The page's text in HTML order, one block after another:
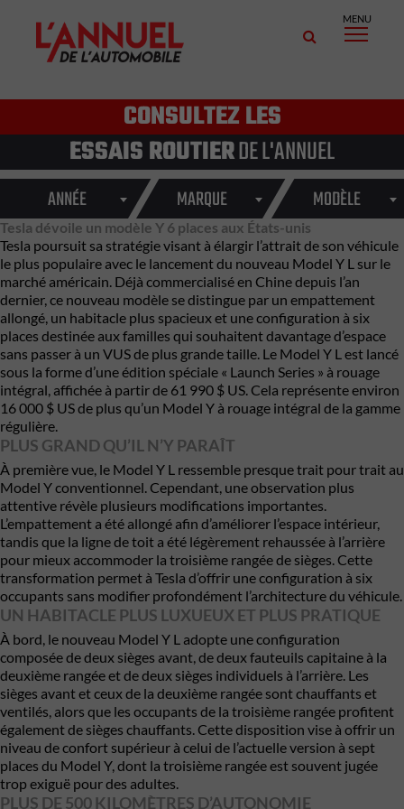
MENU
CONSULTEZ LES
ESSAIS ROUTIERDE L'ANNUEL
ANNÉE MARQUE MODÈLE
Tesla dévoile un modèle Y 6 places aux États-unis
Tesla poursuit sa stratégie visant à élargir l’attrait de son véhicule
le plus populaire avec le lancement du nouveau Model Y L sur le
marché américain. Déjà commercialisé en Chine depuis l’an
dernier, ce nouveau modèle se distingue par un empattement
allongé, un habitacle plus spacieux et une configuration à six
places destinée aux familles qui souhaitent davantage d’espace
sans passer à un VUS de plus grande taille. Le Model Y L est lancé
sous la forme d’une édition spéciale « Launch Series » à rouage
intégral, affichée à partir de 61 990 $ US. Cela représente environ
16 000 $ US de plus qu’un Model Y à rouage intégral de la gamme
régulière.
PLUS GRAND QU’IL N’Y PARAÎT
À première vue, le Model Y L ressemble presque trait pour trait au
Model Y conventionnel. Cependant, une observation plus
attentive révèle plusieurs modifications importantes.
L’empattement a été allongé afin d’améliorer l’espace intérieur,
tandis que la ligne de toit a été légèrement rehaussée à l’arrière
pour mieux accommoder la troisième rangée de sièges. Cette
transformation permet à Tesla d’offrir une configuration à six
occupants sans modifier profondément l’architecture du véhicule.
UN HABITACLE PLUS LUXUEUX ET PLUS PRATIQUE
À bord, le nouveau Model Y L adopte une configuration
composée de deux sièges avant, de deux fauteuils capitaine à la
deuxième rangée et de deux sièges individuels à l’arrière. Les
sièges avant et ceux de la deuxième rangée sont chauffants et
ventilés, alors que les occupants de la troisième rangée profitent
également de sièges chauffants. Cette disposition vise à offrir un
niveau de confort supérieur à celui de l’actuelle version à sept
places du Model Y, dont la troisième rangée est souvent jugée
trop exiguë pour des adultes.
PLUS DE 500 KILOMÈTRES D’AUTONOMIE